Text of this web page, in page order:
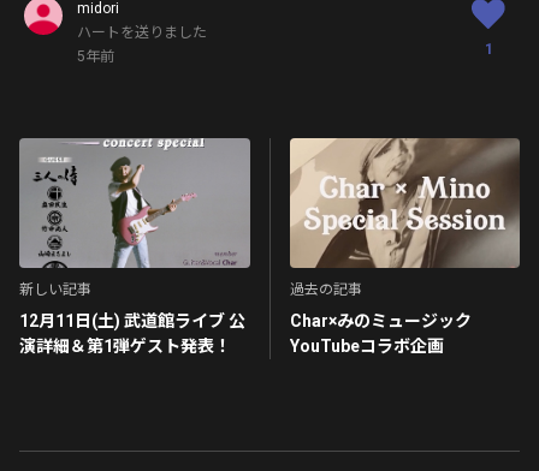
midori
ハートを送りました
5年前
1
新しい記事
12月11日(土) 武道館ライブ 公
演詳細＆第1弾ゲスト発表！
過去の記事
Char×みのミュージック
YouTubeコラボ企画